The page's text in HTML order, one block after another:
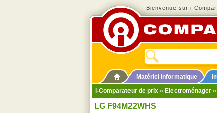
Bienvenue sur i-
Matériel informatique
i-Comparateur de prix » Electroménager »
LG F94M22WHS